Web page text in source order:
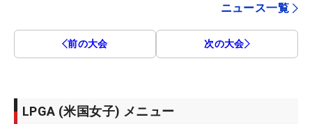
ニュース一覧
前の大会 次の大会
LPGA (米国女子) メニュー